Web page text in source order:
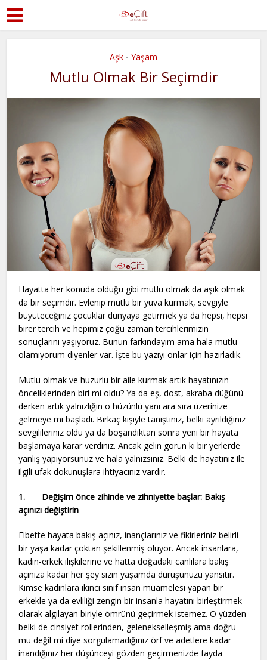
Aşk • Yaşam
Mutlu Olmak Bir Seçimdir
Hayatta her konuda olduğu gibi mutlu olmak da aşık olmak
da bir seçimdir. Evlenip mutlu bir yuva kurmak, sevgiyle
büyüteceğiniz çocuklar dünyaya getirmek ya da hepsi, hepsi
birer tercih ve hepimiz çoğu zaman tercihlerimizin
sonuçlarını yaşıyoruz. Bunun farkındayım ama hala mutlu
olamıyorum diyenler var. İşte bu yazıyı onlar için hazırladık.
Mutlu olmak ve huzurlu bir aile kurmak artık hayatınızın
önceliklerinden biri mi oldu? Ya da eş, dost, akraba düğünü
derken artık yalnızlığın o hüzünlü yanı ara sıra üzerinize
gelmeye mi başladı. Birkaç kişiyle tanıştınız, belki ayrıldığınız
sevgilileriniz oldu ya da boşandıktan sonra yeni bir hayata
başlamaya karar verdiniz. Ancak gelin görün ki bir yerlerde
yanlış yapıyorsunuz ve hala yalnızsınız. Belki de hayatınız ile
ilgili ufak dokunuşlara ihtiyacınız vardır.
1. Değişim önce zihinde ve zihniyette başlar: Bakış
açınızı değiştirin
Elbette hayata bakış açınız, inançlarınız ve fikirleriniz belirli
bir yaşa kadar çoktan şekillenmiş oluyor. Ancak insanlara,
kadın-erkek ilişkilerine ve hatta doğadaki canlılara bakış
açınıza kadar her şey sizin yaşamda duruşunuzu yansıtır.
Kimse kadınlara ikinci sınıf insan muamelesi yapan bir
erkekle ya da evliliği zengin bir insanla hayatını birleştirmek
olarak algılayan biriyle ömrünü geçirmek istemez. O yüzden
belki de cinsiyet rollerinden, gelenekselleşmiş ama doğru
mu değil mi diye sorgulamadığınız örf ve adetlere kadar
inandığınız her düşünceyi gözden geçirmenizde fayda